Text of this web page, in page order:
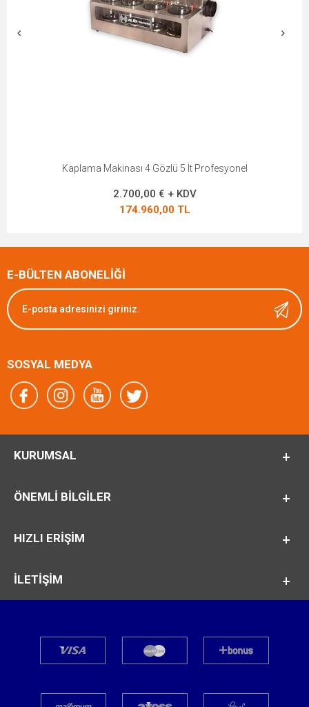
Kaplama Makinası 4 Gözlü 5 lt Profesyonel
2.700,00 € + KDV
174.960,00 TL
E-BÜLTEN ABONELİĞİ
SOSYAL MEDYA
KURUMSAL
ÖNEMLI BILGILER
HIZLI ERİŞİM
İLETİŞİM